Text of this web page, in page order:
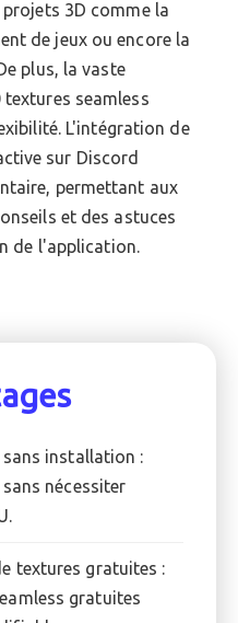
3D comme la
de jeux ou encore la
plus, la vaste
seamless
L'intégration de
sur Discord
permettant aux
et des astuces
de l'application.
installation :
nécessiter
textures gratuites :
gratuites